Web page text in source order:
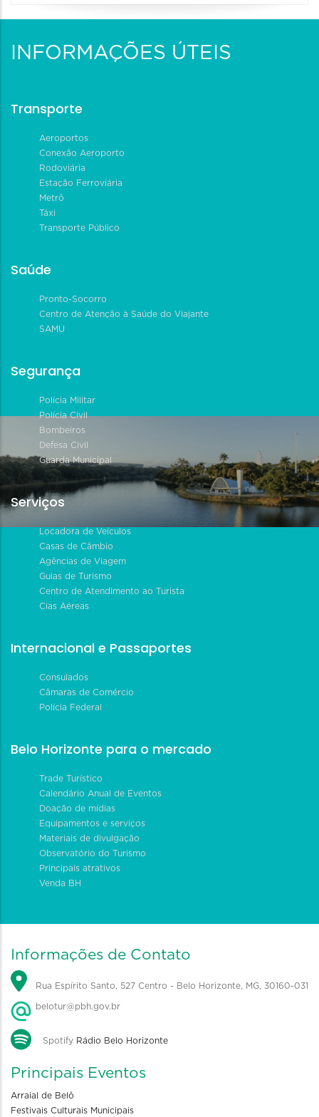
INFORMAÇÕES ÚTEIS
Transporte
Aeroportos
Conexão Aeroporto
Rodoviária
Estação Ferroviária
Metrô
Táxi
Transporte Público
Saúde
Pronto-Socorro
Centro de Atenção à Saúde do Viajante
SAMU
Segurança
Polícia Militar
Polícia Civil
Bombeiros
Defesa Civil
Guarda Municipal
Serviços
Locadora de Veículos
Casas de Câmbio
Agências de Viagem
Guias de Turismo
Centro de Atendimento ao Turista
Cias Aéreas
Internacional e Passaportes
Consulados
Câmaras de Comércio
Polícia Federal
Belo Horizonte para o mercado
Trade Turístico
Calendário Anual de Eventos
Doação de mídias
Equipamentos e serviços
Materiais de divulgação
Observatório do Turismo
Principais atrativos
Venda BH
Informações de Contato
Rua Espírito Santo, 527 Centro - Belo Horizonte, MG, 30160-031
belotur@pbh.gov.br
Spotify Rádio Belo Horizonte
Principais Eventos
Arraial de Belô
Festivais Culturais Municipais